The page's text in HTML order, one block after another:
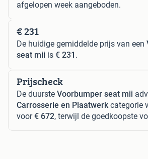
afgelopen week aangeboden.
€ 231
De huidige gemiddelde prijs van een
seat mii is € 231 .
Prijscheck
De duurste Voorbumper seat mii
Carrosserie en Plaatwerk categorie
voor€ 672, terwijl de goedkoopste